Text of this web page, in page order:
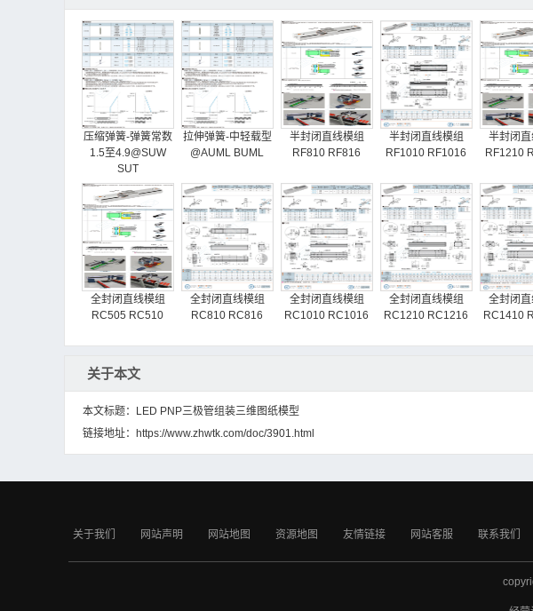
压缩弹簧-弹簧常数
1.5至4.9@SUW
SUT
拉伸弹簧-中轻载型
@AUML BUML
半封闭直线模组
RF810 RF816
半封闭直线模组
RF1010 RF1016
半封闭直
RF1210
全封闭直线模组
RC505 RC510
全封闭直线模组
RC810 RC816
全封闭直线模组
RC1010 RC1016
全封闭直线模组
RC1210 RC1216
全封闭直
RC1410
关于本文
本文标题：LED PNP三极管组装三维图纸模型
链接地址： https://www.zhwtk.com/doc/3901.html
关于我们 网站声明 网站地图 资源地图 友情链接 网站客服 联系我们